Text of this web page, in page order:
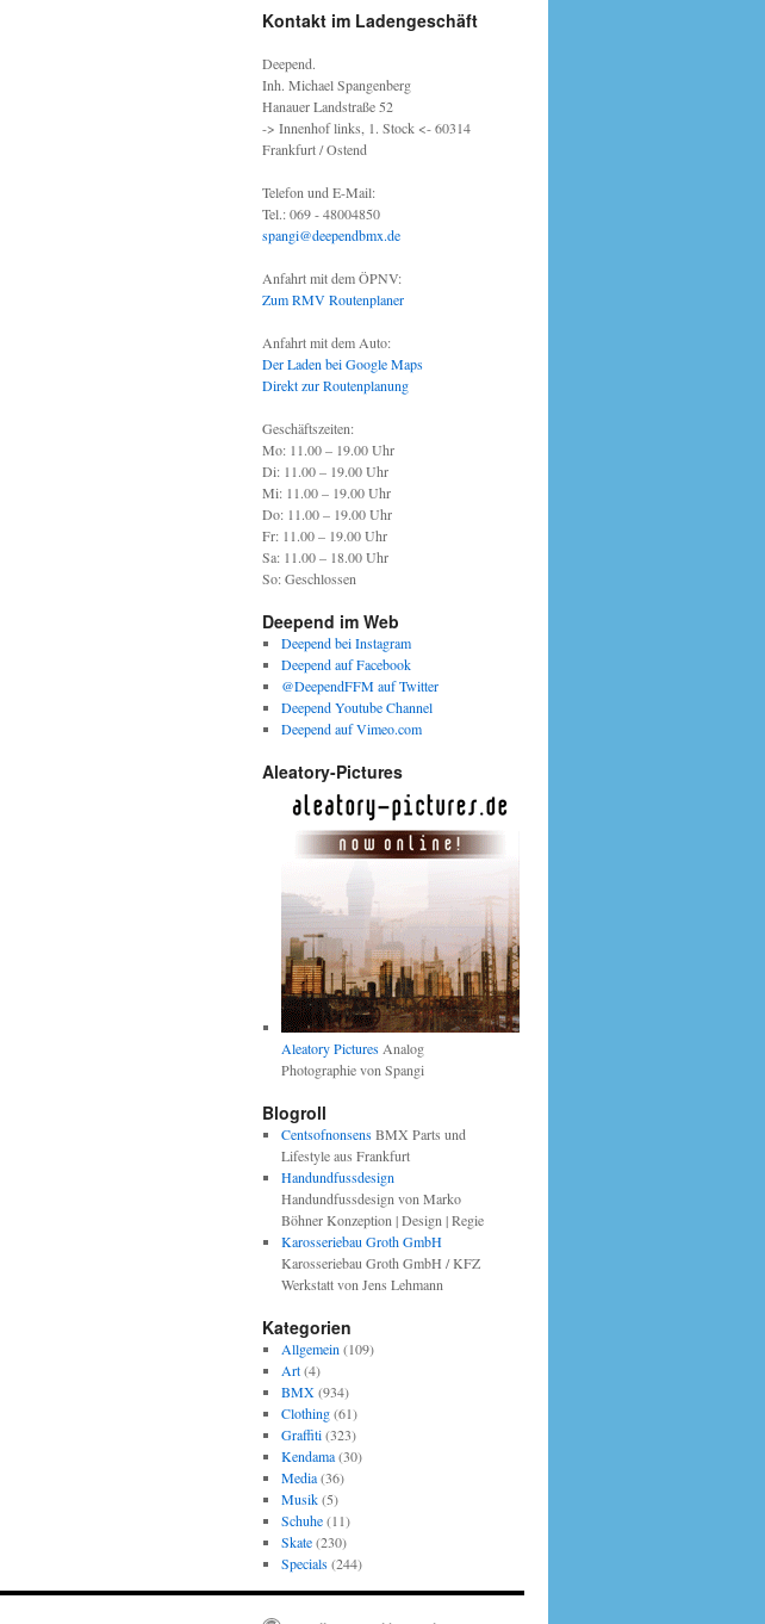
Kontakt im Ladengeschäft
Deepend.
Inh. Michael Spangenberg
Hanauer Landstraße 52
-> Innenhof links, 1. Stock <- 60314
Frankfurt / Ostend
Telefon und E-Mail:
Tel.: 069 - 48004850
spangi@deependbmx.de
Anfahrt mit dem ÖPNV:
Zum RMV Routenplaner
Anfahrt mit dem Auto:
Der Laden bei Google Maps
Direkt zur Routenplanung
Geschäftszeiten:
Mo: 11.00 – 19.00 Uhr
Di: 11.00 – 19.00 Uhr
Mi: 11.00 – 19.00 Uhr
Do: 11.00 – 19.00 Uhr
Fr: 11.00 – 19.00 Uhr
Sa: 11.00 – 18.00 Uhr
So: Geschlossen
Deepend im Web
Deepend bei Instagram
Deepend auf Facebook
@DeependFFM auf Twitter
Deepend Youtube Channel
Deepend auf Vimeo.com
Aleatory-Pictures
Aleatory PicturesAnalog
Photographie von Spangi
Blogroll
CentsofnonsensBMX Parts und
Lifestyle aus Frankfurt
Handundfussdesign
Handundfussdesign von Marko
Böhner Konzeption | Design | Regie
Karosseriebau Groth GmbH
Karosseriebau Groth GmbH / KFZ
Werkstatt von Jens Lehmann
Kategorien
Allgemein (109)
Art(4)
BMX(934)
Clothing(61)
Graffiti(323)
Kendama(30)
Media(36)
Musik(5)
Schuhe(11)
Skate(230)
Specials(244)